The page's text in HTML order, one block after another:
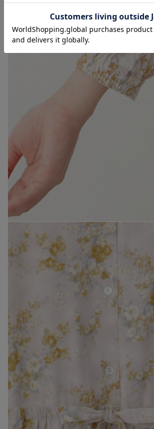
お気に入り商品を確認する